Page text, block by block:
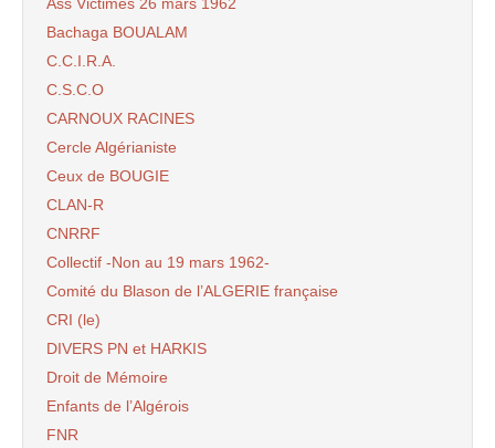
Bachaga BOUALAM
C.C.I.R.A.
C.S.C.O
CARNOUX RACINES
Cercle Algérianiste
Ceux de BOUGIE
CLAN-R
CNRRF
Collectif -Non au 19 mars 1962-
Comité du Blason de l’ALGERIE française
CRI (le)
DIVERS PN et HARKIS
Droit de Mémoire
Enfants de l’Algérois
FNR